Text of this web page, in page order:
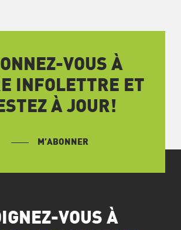
VOUS À
INFOLETTRE ET
À JOUR!
M’ABONNER
VOUS À